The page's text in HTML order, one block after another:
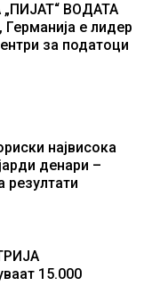
ВОДАТА
е лидер
за податоци
највисока
денари –
резултати
15.000